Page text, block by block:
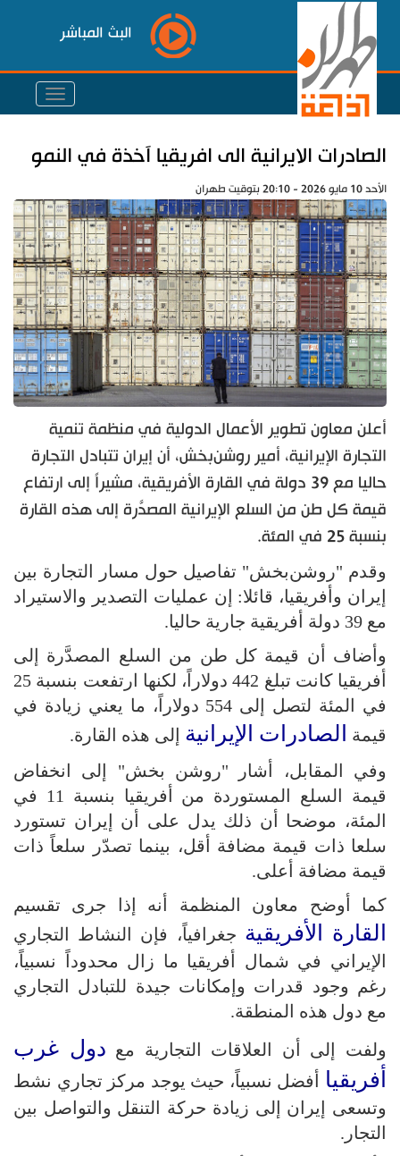
البث المباشر
الصادرات الايرانية الى افريقيا آخذة في النمو
الأحد 10 مايو 2026 - 20:10 بتوقيت طهران
أعلن معاون تطوير الأعمال الدولية في منظمة تنمية
التجارة الإيرانية، أمير روشن‌بخش، أن إيران تتبادل التجارة
حاليا مع 39 دولة في القارة الأفريقية، مشيراً إلى ارتفاع
قيمة كل طن من السلع الإيرانية المصدَّرة إلى هذه القارة
بنسبة 25 في المئة.
وقدم "روشن‌بخش" تفاصيل حول مسار التجارة بين
إيران وأفريقيا، قائلا: إن عمليات التصدير والاستيراد
مع 39 دولة أفريقية جارية حاليا.
وأضاف أن قيمة كل طن من السلع المصدَّرة إلى
أفريقيا كانت تبلغ 442 دولاراً، لكنها ارتفعت بنسبة 25
في المئة لتصل إلى 554 دولاراً، ما يعني زيادة في
قيمة
الصادرات الإيرانية إلى هذه القارة.
وفي المقابل، أشار "روشن‌ بخش" إلى انخفاض
قيمة السلع المستوردة من أفريقيا بنسبة 11 في
المئة، موضحا أن ذلك يدل على أن إيران تستورد
سلعا ذات قيمة مضافة أقل، بينما تصدّر سلعاً ذات
قيمة مضافة أعلى.
كما أوضح معاون المنظمة أنه إذا جرى تقسيم
القارة الأفريقية جغرافياً، فإن النشاط التجاري
الإيراني في شمال أفريقيا ما زال محدوداً نسبياً،
رغم وجود قدرات وإمكانات جيدة للتبادل التجاري
مع دول هذه المنطقة.
ولفت إلى أن العلاقات التجارية مع دول غرب
أفريقيا أفضل نسبياً، حيث يوجد مركز تجاري نشط
وتسعى إيران إلى زيادة حركة التنقل والتواصل بين
التجار.